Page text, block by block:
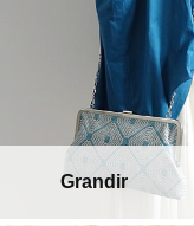
Grandir